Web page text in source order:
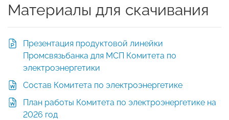
Материалы для скачивания
Презентация продуктовой линейки
Промсвязьбанка для МСП Комитета по
электроэнергетики
Состав Комитета по электроэнергетике
План работы Комитета по электроэнергетике на
2026 год